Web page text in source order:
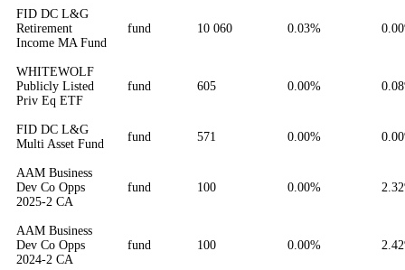
FID DC L&G
Retirement
Income MA Fund
fund 10 060 0.03%
WHITEWOLF
Publicly Listed
Priv Eq ETF
fund 605 0.00%
FID DC L&G
Multi Asset Fund
fund 571 0.00%
AAM Business
Dev Co Opps
2025-2 CA
fund 100 0.00%
AAM Business
Dev Co Opps
2024-2 CA
fund 100 0.00%